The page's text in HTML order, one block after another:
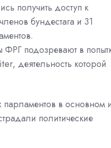
получить доступ к
бундестага и 31
подозревают в
деятельность которой
парламентов в основном
политические